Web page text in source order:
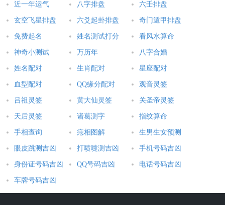
近一年运气 八字排盘 六壬排盘
玄空飞星排盘 六爻起卦排盘 奇门遁甲排盘
免费起名 姓名测试打分 看风水算命
神奇小测试 万历年 八字合婚
姓名配对 生肖配对 星座配对
血型配对 QQ缘分配对 观音灵签
吕祖灵签 黄大仙灵签 关圣帝灵签
天后灵签 诸葛测字 指纹算命
手相查询 痣相图解 生男生女预测
眼皮跳测吉凶 打喷嚏测吉凶 手机号码吉凶
身份证号码吉凶 QQ号码吉凶 电话号码吉凶
车牌号码吉凶